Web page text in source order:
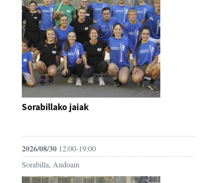
Sorabillako jaiak
2026/08/30 12:00-19:00
Sorabilla, Andoain